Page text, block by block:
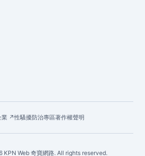
業 ↗性騷擾防治專區著作權聲明
Web 奇寶網路. All rights reserved.